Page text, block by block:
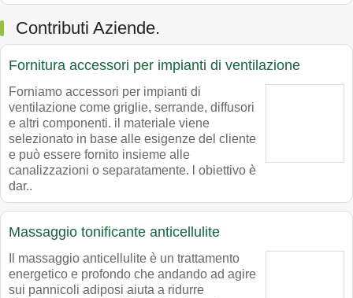
Contributi Aziende.
Fornitura accessori per impianti di ventilazione
Forniamo accessori per impianti di
ventilazione come griglie, serrande, diffusori
e altri componenti. il materiale viene
selezionato in base alle esigenze del cliente
e può essere fornito insieme alle
canalizzazioni o separatamente. l obiettivo è
dar..
Massaggio tonificante anticellulite
Il massaggio anticellulite è un trattamento
energetico e profondo che andando ad agire
sui pannicoli adiposi aiuta a ridurre